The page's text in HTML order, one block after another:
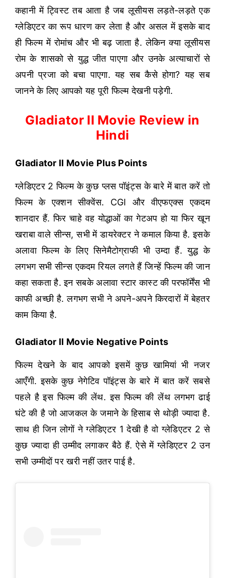
कहानी में ट्विस्ट तब आता है जब लूसीयस लड़ते-लड़ते एक
ग्लेडिएटर का रूप धारण कर लेता है और असल में इसके बाद
ही फिल्म में रोमांच और भी बढ़ जाता है. लेकिन क्या लूसीयस
रोम के शासको से युद्ध जीत पाएगा और उनके अत्याचारों से
अपनी प्रजा को बचा पाएगा. यह सब कैसे होगा? यह सब
जानने के लिए आपको यह पूरी फिल्म देखनी पड़ेगी.
Gladiator II Movie Review in
Hindi
Gladiator II Movie Plus Points
ग्लेडिएटर 2 फिल्म के कुछ प्लस पॉइंट्स के बारे में बात करें तो
फिल्म के एक्शन सीक्वेंस. CGI और वीएफएक्स एकदम
शानदार हैं. फिर चाहे वह योद्धाओं का गेटअप हो या फिर खून
खराबा वाले सीन्स, सभी में डायरेक्टर ने कमाल किया है. इसके
अलावा फिल्म के लिए सिनेमैटोग्राफी भी उम्दा हैं. युद्ध के
लगभग सभी सीन्स एकदम रियल लगते हैं जिन्हें फिल्म की जान
कहा सकता है. इन सबके अलावा स्टार कास्ट की परफॉर्मेंस भी
काफी अच्छी है. लगभग सभी ने अपने-अपने किरदारों में बेहतर
काम किया है.
Gladiator II Movie Negative Points
फिल्म देखने के बाद आपको इसमें कुछ खामियां भी नजर
आएँगी. इसके कुछ नेगेटिव पॉइंट्स के बारे में बात करें सबसे
पहले है इस फिल्म की लेंथ. इस फिल्म की लेंथ लगभग ढाई
घंटे की है जो आजकल के जमाने के हिसाब से थोड़ी ज्यादा है.
साथ ही जिन लोगों ने ग्लेडिएटर 1 देखी है वो ग्लेडिएटर 2 से
कुछ ज्यादा ही उम्मीद लगाकर बैठे हैं. ऐसे में ग्लेडिएटर 2 उन
सभी उम्मीदों पर खरी नहीं उतर पाई है.